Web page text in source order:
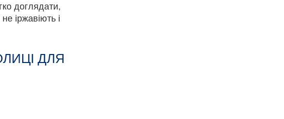
доглядати,
іржавіють і
ДЛЯ